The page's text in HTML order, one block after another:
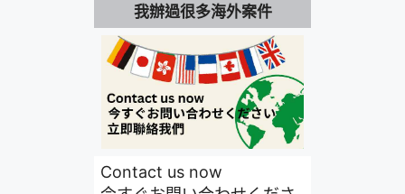
我辦過很多海外案件
Contact us now